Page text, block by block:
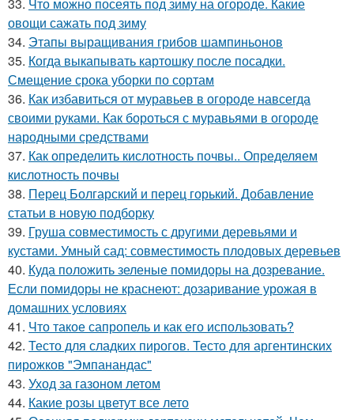
овощи сажать под зиму
34. Этапы выращивания грибов шампиньонов
35. Когда выкапывать картошку после посадки.
Смещение срока уборки по сортам
36. Как избавиться от муравьев в огороде навсегда
своими руками. Как бороться с муравьями в огороде
народными средствами
37. Как определить кислотность почвы.. Определяем
кислотность почвы
38. Перец Болгарский и перец горький. Добавление
статьи в новую подборку
39. Груша совместимость с другими деревьями и
кустами. Умный сад: совместимость плодовых деревьев
40. Куда положить зеленые помидоры на дозревание.
Если помидоры не краснеют: дозаривание урожая в
домашних условиях
41. Что такое сапропель и как его использовать?
42. Тесто для сладких пирогов. Тесто для аргентинских
пирожков "Эмпанандас"
43. Уход за газоном летом
44. Какие розы цветут все лето